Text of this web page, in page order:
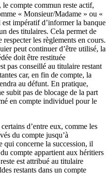
le compte commun reste actif,
« Monsieur/Madame » ou «
impératif d’informer la banque
des titulaires. Cela permet de
les règlements en cours.
peut continuer d’être utilisé, la
doit être restituée
pas conseillé au titulaire restant
car, en fin de compte, la
au défunt. En pratique,
subit pas de blocage de la part
en compte individuel pour le
d’entre eux, comme les
du compte jusqu’à
qui concerne la succession, il
compte appartient aux héritiers
est attribué au titulaire
restants dans un compte